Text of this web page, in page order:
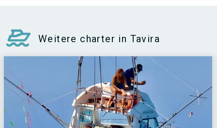
Weitere charter in Tavira